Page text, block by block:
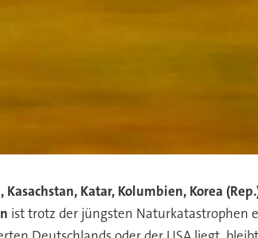
Katar, Kolumbien, Korea
ist trotz der jüngsten Naturkatastrophen